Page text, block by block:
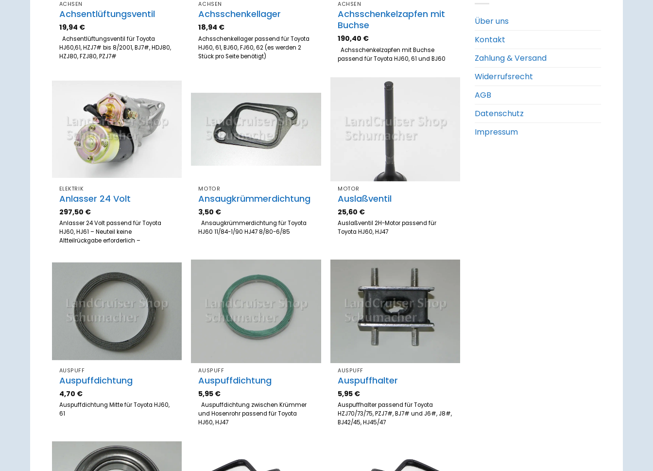
ACHSEN
Achsentlüftungsventil
19,94 €
Achsentlüftungsventil für Toyota
HJ60,61, HZJ7# bis 8/2001, BJ7#, HDJ80,
HZJ80, FZJ80, PZJ7#
ACHSEN
Achsschenkellager
18,94 €
Achsschenkellager passend für Toyota
HJ60, 61, BJ60, FJ60, 62 (es werden 2
Stück pro Seite benötigt)
ACHSEN
Achsschenkelzapfen mit
Buchse
190,40 €
Achsschenkelzapfen mit Buchse
passend für Toyota HJ60, 61 und BJ60
Zum
Merkzettel
hinzufügen
ELEKTRIK
Anlasser 24 Volt
297,50 €
Anlasser 24 Volt passend für Toyota
HJ60, HJ61 – Neuteil keine
Altteilrückgabe erforderlich –
Merkzettel
hinzufügen
MOTOR
Ansaugkrümmerdichtung
3,50 €
Ansaugkrümmerdichtung für Toyota
HJ60 11/84-1/90 HJ47 8/80-6/85
hinzufügen
MOTOR
Auslaßventil
25,60 €
Auslaßventil 2H-Motor passend für
Toyota HJ60, HJ47
Zum
Merkzettel
hinzufügen
AUSPUFF
Auspuffdichtung
4,70 €
Auspuffdichtung Mitte für Toyota HJ60,
61
Merkzettel
hinzufügen
AUSPUFF
Auspuffdichtung
5,95 €
Auspuffdichtung zwischen Krümmer
und Hosenrohr passend für Toyota
HJ60, HJ47
Zum
Merkzettel
hinzufügen
AUSPUFF
Auspuffhalter
5,95 €
Auspuffhalter passend für Toyota
HZJ70/73/75, PZJ7#, BJ7# und J6#, J8#,
BJ42/45, HJ45/47
Zum
Zum
Über uns
Kontakt
Zahlung & Versand
Widerrufsrecht
AGB
Datenschutz
Impressum